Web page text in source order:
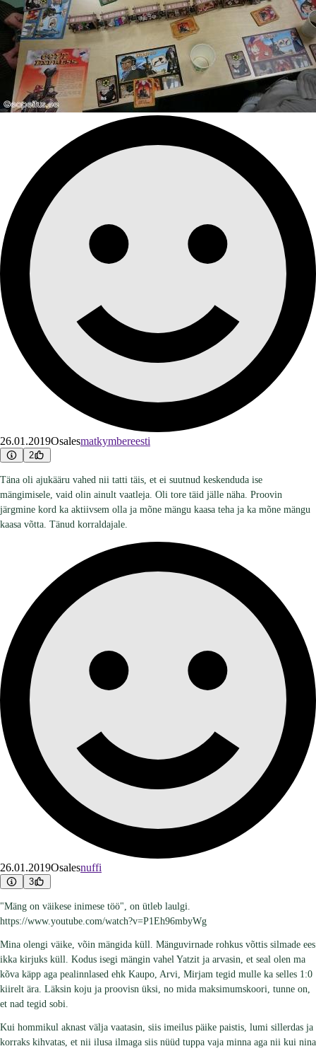
26.01.2019Osalesmatkymbereesti
2
Täna oli ajukääru vahed nii tatti täis, et ei suutnud keskenduda ise
mängimisele, vaid olin ainult vaatleja. Oli tore täid jälle näha. Proovin
järgmine kord ka aktiivsem olla ja mõne mängu kaasa teha ja ka mõne mängu
kaasa võtta. Tänud korraldajale.
26.01.2019Osalesnuffi
3
"Mäng on väikese inimese töö", on ütleb laulgi.
https://www.youtube.com/watch?v=P1Eh96mbyWg
Mina olengi väike, võin mängida küll. Mänguvirnade rohkus võttis silmade ees
ikka kirjuks küll. Kodus isegi mängin vahel Yatzit ja arvasin, et seal olen ma
kõva käpp aga pealinnlased ehk Kaupo, Arvi, Mirjam tegid mulle ka selles 1:0
kiirelt ära. Läksin koju ja proovisn üksi, no mida maksimumskoori, tunne on,
et nad tegid sobi.
Kui hommikul aknast välja vaatasin, siis imeilus päike paistis, lumi sillerdas ja
korraks kihvatas, et nii ilusa ilmaga siis nüüd tuppa vaja minna aga nii kui nina